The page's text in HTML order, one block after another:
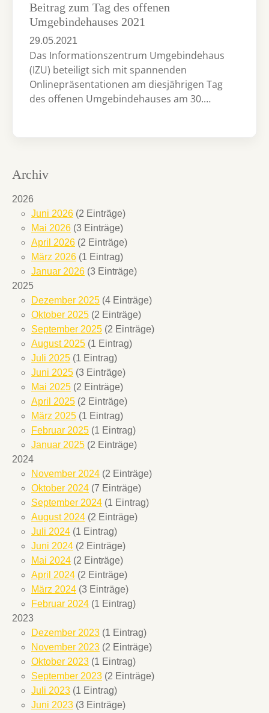
Beitrag zum Tag des offenen
Umgebindehauses 2021
29.05.2021
Das Informationszentrum Umgebindehaus
(IZU) beteiligt sich mit spannenden
Onlinepräsentationen am diesjährigen Tag
des offenen Umgebindehauses am 30.…
Archiv
2026
Juni 2026 (2 Einträge)
Mai 2026 (3 Einträge)
April 2026 (2 Einträge)
März 2026 (1 Eintrag)
Januar 2026 (3 Einträge)
2025
Dezember 2025 (4 Einträge)
Oktober 2025 (2 Einträge)
September 2025 (2 Einträge)
August 2025 (1 Eintrag)
Juli 2025 (1 Eintrag)
Juni 2025 (3 Einträge)
Mai 2025 (2 Einträge)
April 2025 (2 Einträge)
März 2025 (1 Eintrag)
Februar 2025 (1 Eintrag)
Januar 2025 (2 Einträge)
2024
November 2024 (2 Einträge)
Oktober 2024 (7 Einträge)
September 2024 (1 Eintrag)
August 2024 (2 Einträge)
Juli 2024 (1 Eintrag)
Juni 2024 (2 Einträge)
Mai 2024 (2 Einträge)
April 2024 (2 Einträge)
März 2024 (3 Einträge)
Februar 2024 (1 Eintrag)
2023
Dezember 2023 (1 Eintrag)
November 2023 (2 Einträge)
Oktober 2023 (1 Eintrag)
September 2023 (2 Einträge)
Juli 2023 (1 Eintrag)
Juni 2023 (3 Einträge)